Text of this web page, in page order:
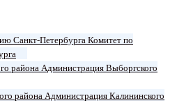
Комитет по
Администрация Выборгского
Администрация Калининского